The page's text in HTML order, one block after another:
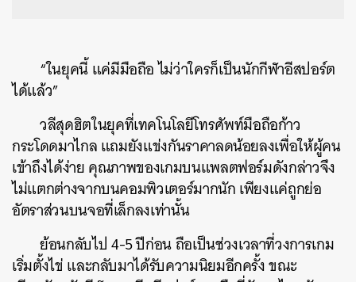
“ในยุคนี้ แค่มีมือถือ ไม่ว่าใครก็เป็นนักกีฬาอีสปอร์ต
ได้แล้ว”
วลีสุดฮิตในยุคที่เทคโนโลยีโทรศัพท์มือถือก้าว
กระโดดมาไกล แถมยังแข่งกันราคาลดน้อยลงเพื่อให้ผู้คน
เข้าถึงได้ง่าย คุณภาพของเกมบนแพลตฟอร์มดังกล่าวจึง
ไม่แตกต่างจากบนคอมพิวเตอร์มากนัก เพียงแค่ถูกย่อ
อัตราส่วนบนจอที่เล็กลงเท่านั้น
ย้อนกลับไป 4-5 ปีก่อน ถือเป็นช่วงเวลาที่วงการเกม
เริ่มตั้งไข่ และกลับมาได้รับความนิยมอีกครั้ง ขณะ